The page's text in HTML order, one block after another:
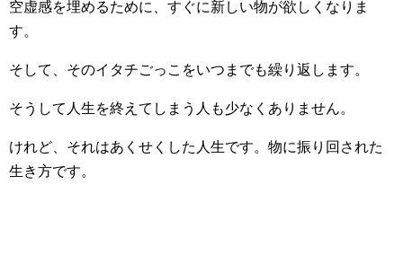
空虚感を埋めるために、すぐに新しい物が欲しくなりま
す。
そして、そのイタチごっこをいつまでも繰り返します。
そうして人生を終えてしまう人も少なくありません。
けれど、それはあくせくした人生です。物に振り回された
生き方です。